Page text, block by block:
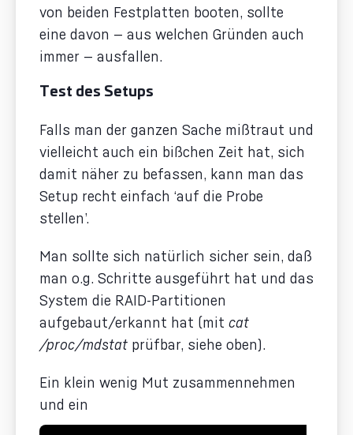
von beiden Festplatten booten, sollte
eine davon — aus welchen Gründen auch
immer — ausfallen.
Test des Setups
Falls man der ganzen Sache mißtraut und
vielleicht auch ein bißchen Zeit hat, sich
damit näher zu befassen, kann man das
Setup recht einfach ‘auf die Probe
stellen’.
Man sollte sich natürlich sicher sein, daß
man o.g. Schritte ausgeführt hat und das
System die RAID-Partitionen
aufgebaut/erkannt hat (mit cat
/proc/mdstat prüfbar, siehe oben).
Ein klein wenig Mut zusammennehmen
und ein